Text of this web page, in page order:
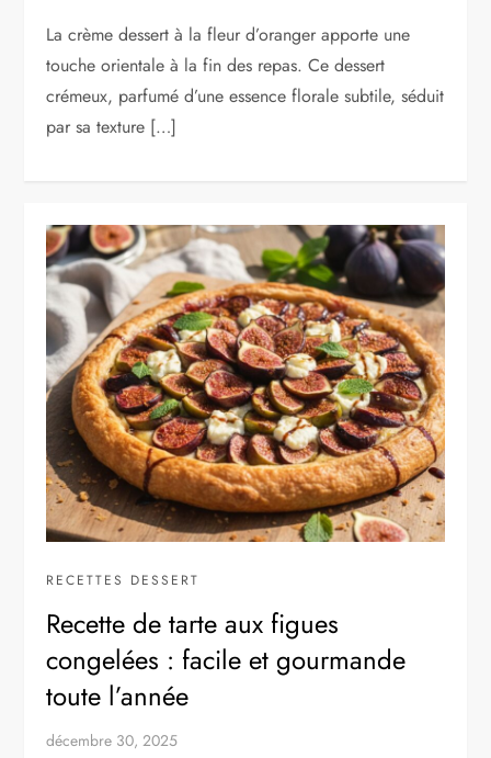
La crème dessert à la fleur d’oranger apporte une
touche orientale à la fin des repas. Ce dessert
crémeux, parfumé d’une essence florale subtile, séduit
par sa texture […]
RECETTES DESSERT
Recette de tarte aux figues
congelées : facile et gourmande
toute l’année
décembre 30, 2025